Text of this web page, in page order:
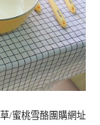
/蜜桃雪酪團購網址